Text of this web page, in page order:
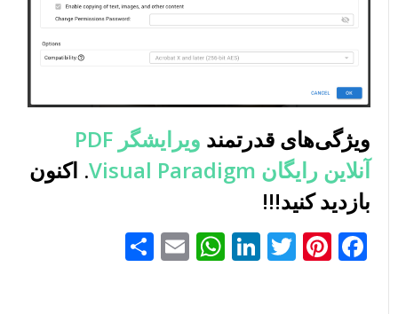
ویژگی‌های قدرتمند
ویرایشگر PDF
آنلاین رایگان Visual Paradigm
. اکنون
بازدید کنید!!!
Facebook
Pinterest
Twitter
LinkedIn
WhatsApp
Emailاشتراک